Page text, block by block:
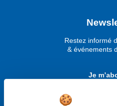
Restez informé
& événements
Je